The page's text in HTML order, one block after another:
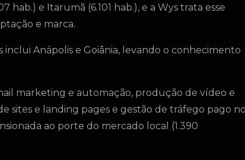
hab.) e Itarumã (6.101 hab.), e a Wys trata esse
e marca.
inclui Anápolis e Goiânia, levando o conhecimento
marketing e automação, produção de vídeo e
sites e landing pages e gestão de tráfego pago
ao porte do mercado local (1.390